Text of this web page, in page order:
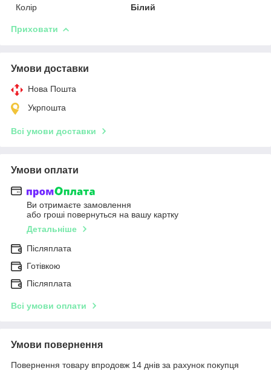
Колір
Білий
Приховати
Умови доставки
Нова Пошта
Укрпошта
Всі умови доставки
Умови оплати
Ви отримаєте замовлення
або гроші повернуться на вашу картку
Детальніше
Післяплата
Готівкою
Післяплата
Всі умови оплати
Умови повернення
Повернення товару впродовж 14 днів за рахунок покупця